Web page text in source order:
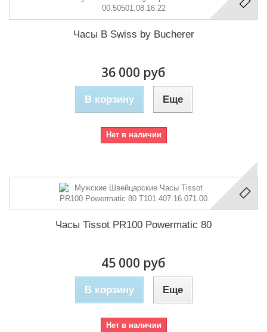
Часы B Swiss by Bucherer
36 000 руб
В корзину Еще
Нет в наличии
Часы Tissot PR100 Powermatic 80
45 000 руб
В корзину Еще
Нет в наличии